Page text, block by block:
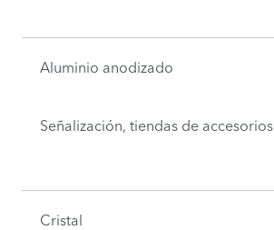
Aluminio anodizado
Señalización, tiendas de accesorios
Cristal